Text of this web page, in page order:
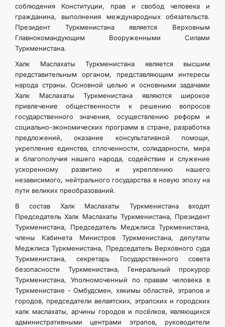
соблюдения Конституции, прав и свобод человека и
гражданина, выполнения международных обязательств.
Президент Туркменистана является Верховным
Главнокомандующим Вооруженными Силами
Туркменистана.
Халк Маслахаты Туркменистана является высшим
представительным органом, представляющим интересы
народа страны. Основной целью и основными задачами
Халк Маслахаты Туркменистана являются широкое
привлечение общественности к решению вопросов
государственного значения, осуществлению реформ и
социально-экономических программ в стране, разработка
предложений, оказание консультативной помощи,
укрепление единства, сплоченности, солидарности, мира
и благополучия нашего народа, содействие и служение
ускоренному развитию и укреплению нашего
независимого, нейтрального государства в новую эпоху на
пути великих преобразований.
В состав Халк Маслахаты Туркменистана входят
Председатель Халк Маслахаты Туркменистана, Президент
Туркменистана, Председатель Меджлиса Туркменистана,
члены Кабинета Министров Туркменистана, депутаты
Меджлиса Туркменистана, Председатель Верховного суда
Туркменистана, секретарь Государственного совета
безопасности Туркменистана, Генеральный прокурор
Туркменистана, Уполномоченный по правам человека в
Туркменистане - Омбудсмен, хякимы областей, этрапов и
городов, председатели велаятских, этрапских и городских
халк маслахаты, арчины городов и посёлков, являющихся
административными центрами этрапов, руководители